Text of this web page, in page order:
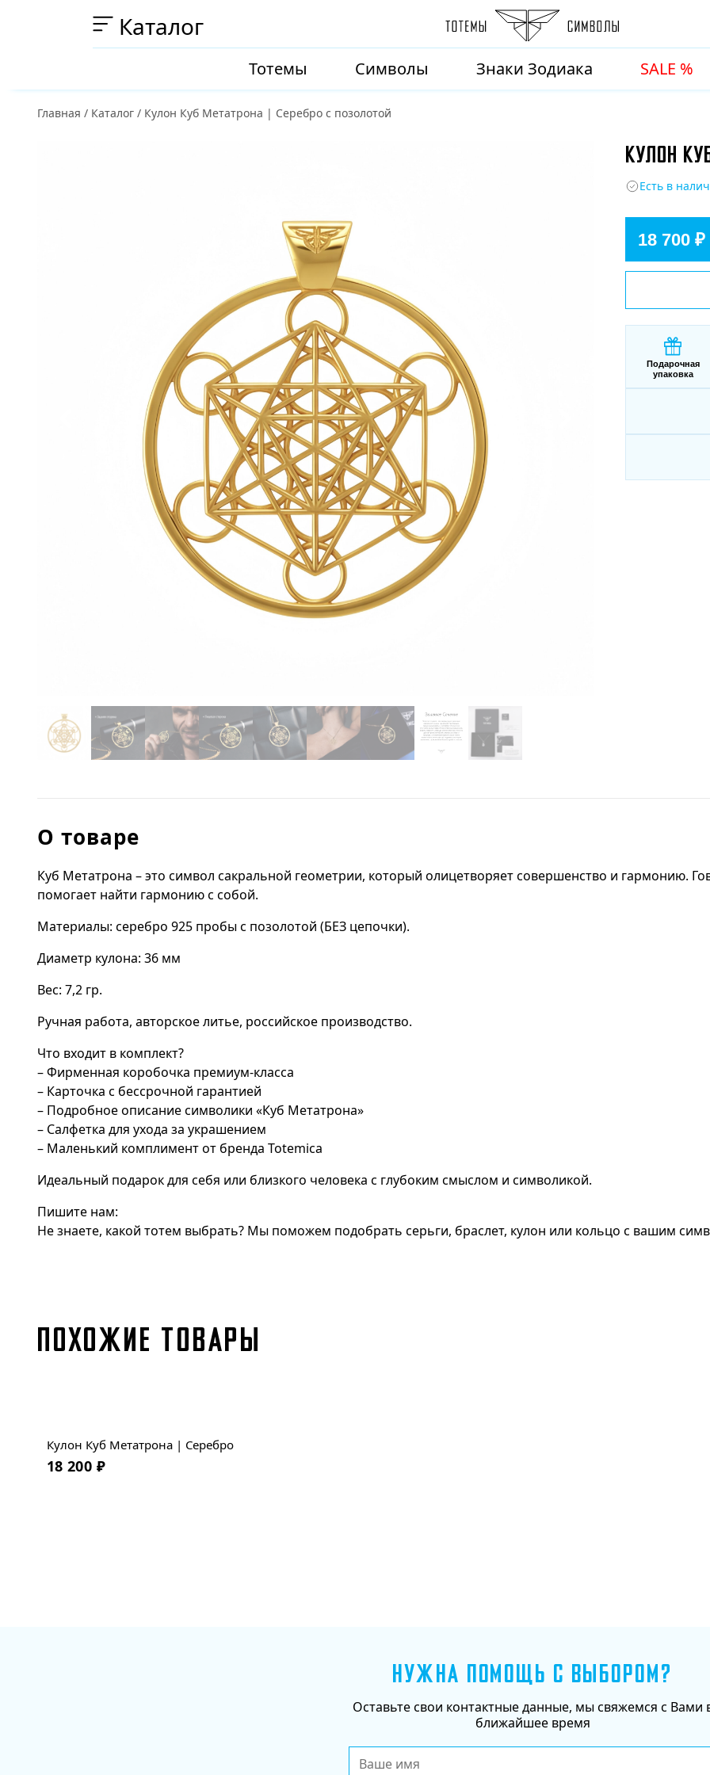
Каталог
Тотемы Символы Знаки Зодиака SALE %
Главная / Каталог / Кулон Куб Метатрона | Серебро с позолотой
КУЛОН
Есть в
18 700 ₽
Подарочная
упаковка
О товаре
Куб Метатрона – это символ сакральной геометрии, который олицетворяет совершенство и гармонию.
помогает найти гармонию с собой.
Материалы: серебро 925 пробы с позолотой (БЕЗ цепочки).
Диаметр кулона: 36 мм
Вес: 7,2 гр.
Ручная работа, авторское литье, российское производство.
Что входит в комплект?
– Фирменная коробочка премиум-класса
– Карточка с бессрочной гарантией
– Подробное описание символики «Куб Метатрона»
– Салфетка для ухода за украшением
– Маленький комплимент от бренда Totemica
Идеальный подарок для себя или близкого человека с глубоким смыслом и символикой.
Пишите нам:
Не знаете, какой тотем выбрать? Мы поможем подобрать серьги, браслет, кулон или кольцо с вашим
ПОХОЖИЕ ТОВАРЫ
Кулон Куб Метатрона | Серебро
18 200 ₽
НУЖНА ПОМОЩЬ С ВЫБОРОМ?
Оставьте свои контактные данные, мы свяжемся с Вами
ближайшее время